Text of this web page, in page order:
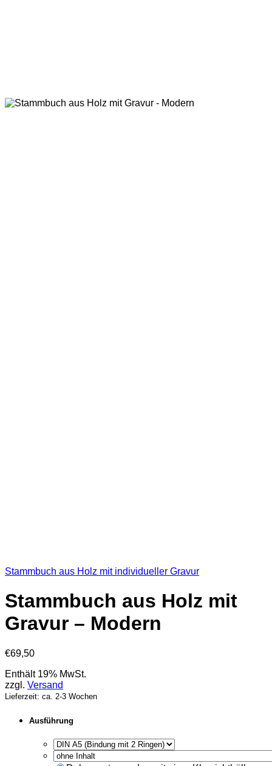
Stammbuch aus Holz mit individueller Gravur
Stammbuch aus Holz mit
Gravur – Modern
€69,50
Enthält 19% MwSt.
zzgl. Versand
Lieferzeit: ca. 2-3 Wochen
Ausführung